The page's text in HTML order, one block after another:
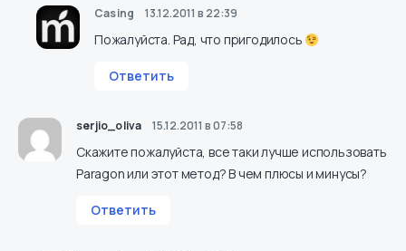
Casing 13.12.2011 в 22:39
Пожалуйста. Рад, что пригодилось
Ответить
serjio_oliva 15.12.2011 в 07:58
Скажите пожалуйста, все таки лучше использовать
Paragon или этот метод? В чем плюсы и минусы?
Ответить